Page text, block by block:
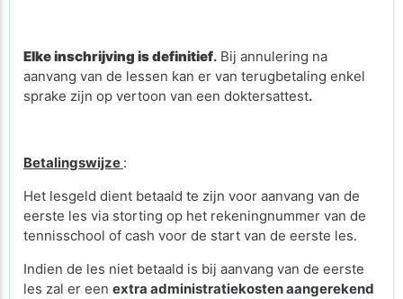
Elke inschrijving is definitief. Bij annulering na
aanvang van de lessen kan er van terugbetaling enkel
sprake zijn op vertoon van een doktersattest.
Betalingswijze :
Het lesgeld dient betaald te zijn voor aanvang van de
eerste les via storting op het rekeningnummer van de
tennisschool of cash voor de start van de eerste les.
Indien de les niet betaald is bij aanvang van de eerste
les zal er een extra administratiekosten aangerekend